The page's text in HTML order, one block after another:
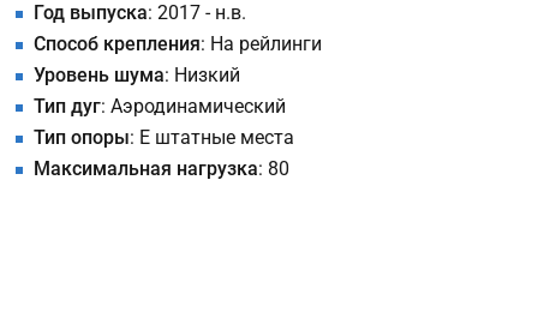
Год выпуска: 2017 - н.в.
Способ крепления: На рейлинги
Уровень шума: Низкий
Тип дуг: Аэродинамический
Тип опоры: E штатные места
Максимальная нагрузка: 80